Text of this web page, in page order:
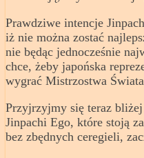
Prawdziwe intencje
iż nie można zostać
nie będąc jednocześnie
chce, żeby japońska
wygrać Mistrzostwa
Przyjrzyjmy się teraz
Jinpachi Ego, które stoją
bez zbędnych ceregieli,